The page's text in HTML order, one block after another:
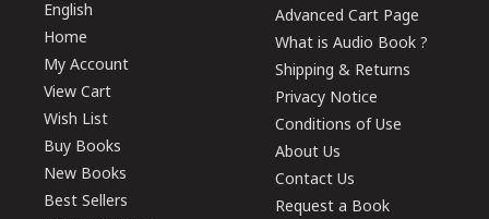
English
Home
My Account
View Cart
Wish List
Buy Books
New Books
Best Sellers
Advanced Cart Page
What is Audio Book ?
Shipping & Returns
Privacy Notice
Conditions of Use
About Us
Contact Us
Request a Book